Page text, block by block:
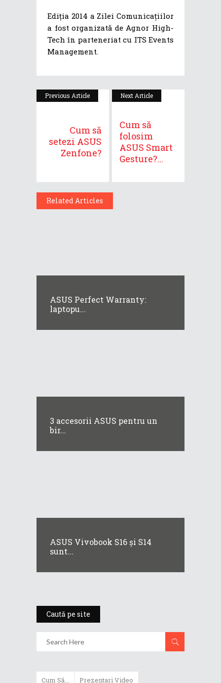
Ediția 2014 a Zilei Comunicațiilor
a fost organizată de Agnor High-
Tech în parteneriat cu ITS Events
Management.
Previous Article
Cum să
setezi ASUS
Zenfone?
Next Article
Cum să
folosim
ASUS Smart
Gesture?...
Related Articles
ASUS Perfect Warranty:
laptopu...
3 accesorii ASUS pentru un
bir...
ASUS Vivobook S16 și S14
sunt...
Caută pe site
Cum Să... Prezentari Video